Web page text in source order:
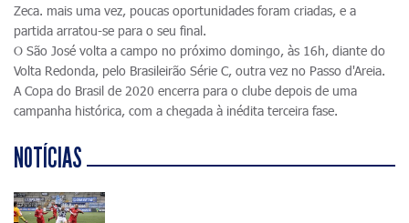
Zeca. mais uma vez, poucas oportunidades foram criadas, e a
partida arratou-se para o seu final.
O São José volta a campo no próximo domingo, às 16h, diante do
Volta Redonda, pelo Brasileirão Série C, outra vez no Passo d'Areia.
A Copa do Brasil de 2020 encerra para o clube depois de uma
campanha histórica, com a chegada à inédita terceira fase.
NOTÍCIAS